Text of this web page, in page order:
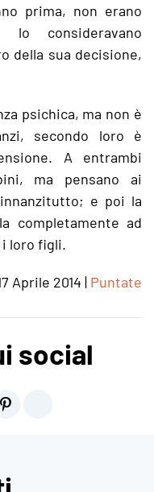
prima, non erano
lo consideravano
della sua decisione,
psichica, ma non è
secondo loro è
A entrambi
ma pensano ai
e poi la
completamente ad
loro figli.
Aprile 2014 | Puntate
social